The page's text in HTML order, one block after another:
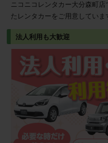
ニコニコレンタカー大分森町
たレンタカーをご用意していま
法人利用も大歓迎